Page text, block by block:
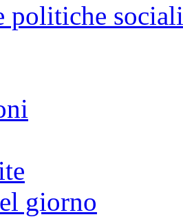
politiche sociali
giorno